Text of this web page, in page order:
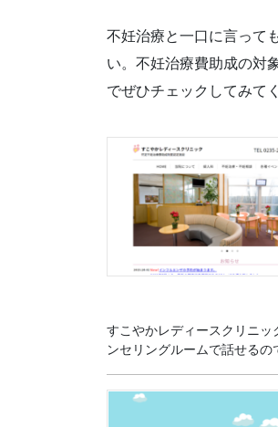
不妊治療と一口に言って
い。不妊治療費助成の対
でぜひチェックしてみて
すこやかレディースクリニ
ンセリングルームで話せる